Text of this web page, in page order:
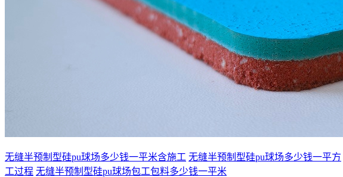
无缝半预制型硅pu球场多少钱一平米含施工 无缝半预制型硅pu球场多少钱一平方
工过程 无缝半预制型硅pu球场包工包料多少钱一平米